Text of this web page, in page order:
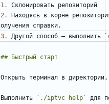
1.
2.
Находясь в корне
3. Другой способ — выполнить
Открыть терминал в
Выполнить `./iptvc help`